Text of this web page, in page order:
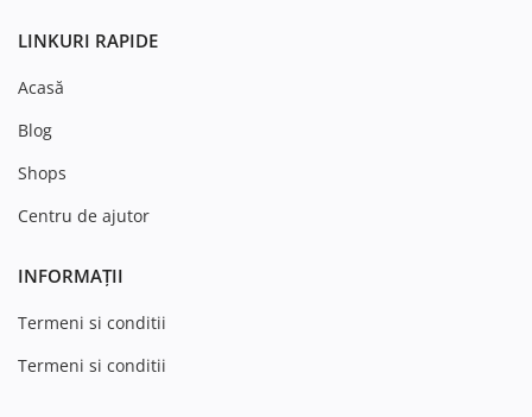
LINKURI RAPIDE
Acasă
Blog
Shops
Centru de ajutor
INFORMAȚII
Termeni si conditii
Termeni si conditii